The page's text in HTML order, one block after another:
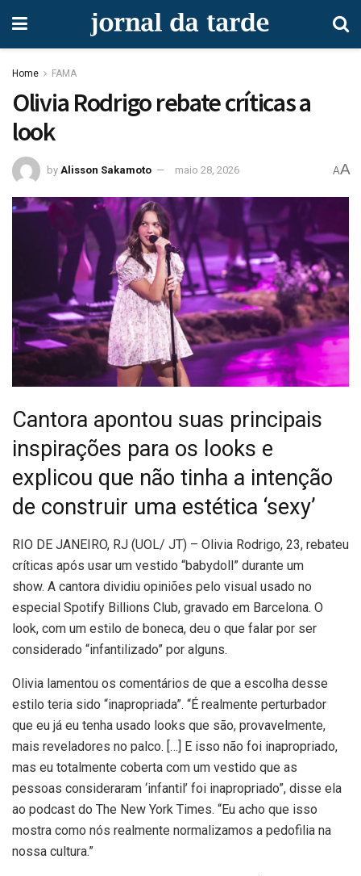
Home FAMA
Olivia Rodrigo rebate críticas a
look
by Alisson Sakamoto maio 28, 2026 AA
Cantora apontou suas principais
inspirações para os looks e
explicou que não tinha a intenção
de construir uma estética ‘sexy’
RIO DE JANEIRO, RJ (UOL/ JT) – Olivia Rodrigo, 23, rebateu
críticas após usar um vestido “babydoll” durante um
show. A cantora dividiu opiniões pelo visual usado no
especial Spotify Billions Club, gravado em Barcelona. O
look, com um estilo de boneca, deu o que falar por ser
considerado “infantilizado” por alguns.
Olivia lamentou os comentários de que a escolha desse
estilo teria sido “inapropriada”. “É realmente perturbador
que eu já eu tenha usado looks que são, provavelmente,
mais reveladores no palco. […] E isso não foi inapropriado,
mas eu totalmente coberta com um vestido que as
pessoas consideraram ‘infantil’ foi inapropriado”, disse ela
ao podcast do The New York Times. “Eu acho que isso
mostra como nós realmente normalizamos a pedofilia na
nossa cultura.”